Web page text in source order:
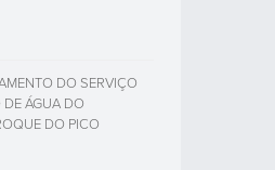
DO SERVIÇO
DE ÁGUA DO
DO PICO